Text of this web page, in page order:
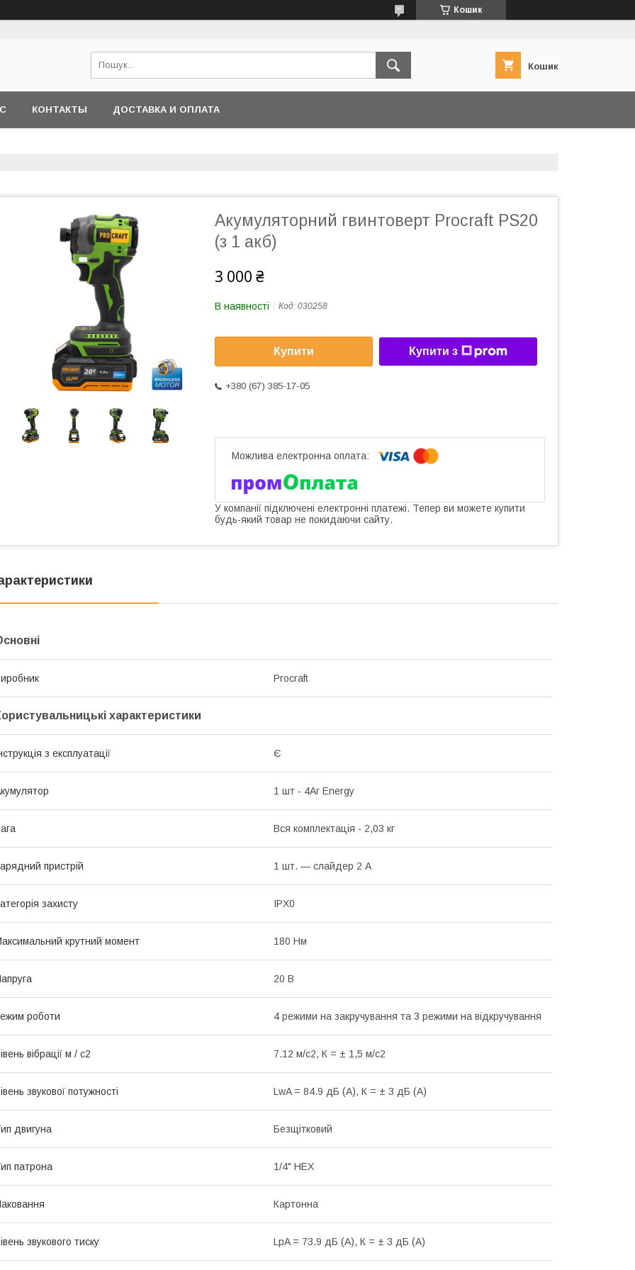
Кошик
Кошик
КОНТАКТЫ ДОСТАВКА И ОПЛАТА
Акумуляторний гвинтоверт Procraft PS20
(з 1 акб)
3 000 ₴
В наявності Код: 030258
Купити Купити з
+380 (67) 385-17-05
У компанії підключені електронні платежі. Тепер ви можете купити
будь-який товар не покидаючи сайту.
Procraft
характеристики
з експлуатації Є
1 шт - 4Аг Energy
Вся комплектація - 2,03 кг
пристрій 1 шт. — слайдер 2 А
захисту IPX0
крутний момент 180 Нм
20 В
роботи 4 режими на закручування та 3 режими на відкручування
вібрації м / с2 7.12 м/с2, К = ± 1,5 м/с2
звукової потужності LwA = 84.9 дБ (А), К = ± 3 дБ (А)
двигуна Безщітковий
патрона 1/4" HEX
Картонна
звукового тиску LpA = 73.9 дБ (А), К = ± 3 дБ (А)